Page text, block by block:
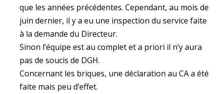
que les années précédentes. Cependant, au mois de
juin dernier, il y a eu une inspection du service faite
à la demande du Directeur.
Sinon l’équipe est au complet et a priori il n’y aura
pas de soucis de DGH.
Concernant les briques, une déclaration au CA a été
faite mais peu d’effet.